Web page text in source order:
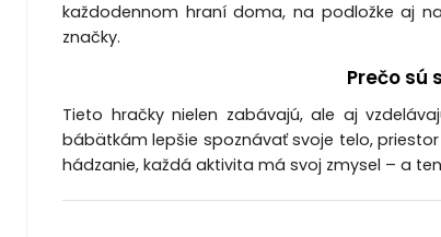
každodennom hraní doma, na podložke aj
značky.
Prečo sú
Tieto hračky nielen zabávajú, ale aj
bábätkám lepšie spoznávať svoje telo,
hádzanie, každá aktivita má svoj zmysel – a